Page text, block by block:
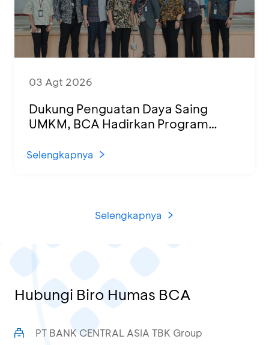
03 Agt 2026
Dukung Penguatan Daya Saing
UMKM, BCA Hadirkan Program
di KCU Tanjung Priok
Selengkapnya
Selengkapnya
Hubungi Biro Humas BCA
PT BANK CENTRAL ASIA TBK Group